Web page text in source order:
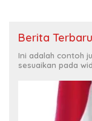
Berita Terbaru
Ini adalah contoh
sesuaikan pada